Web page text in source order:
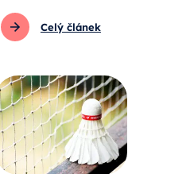
Celý článek